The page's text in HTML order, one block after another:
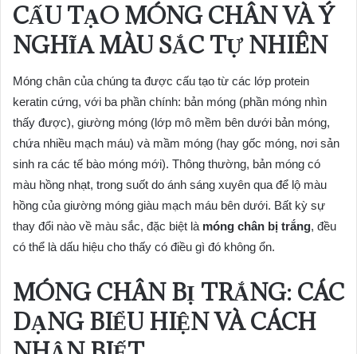
CẤU TẠO MÓNG CHÂN VÀ Ý
NGHĨA MÀU SẮC TỰ NHIÊN
Móng chân của chúng ta được cấu tạo từ các lớp protein
keratin cứng, với ba phần chính: bản móng (phần móng nhìn
thấy được), giường móng (lớp mô mềm bên dưới bản móng,
chứa nhiều mạch máu) và mầm móng (hay gốc móng, nơi sản
sinh ra các tế bào móng mới). Thông thường, bản móng có
màu hồng nhạt, trong suốt do ánh sáng xuyên qua để lộ màu
hồng của giường móng giàu mạch máu bên dưới. Bất kỳ sự
thay đổi nào về màu sắc, đặc biệt là móng chân bị trắng, đều
có thể là dấu hiệu cho thấy có điều gì đó không ổn.
MÓNG CHÂN BỊ TRẮNG: CÁC
DẠNG BIỂU HIỆN VÀ CÁCH